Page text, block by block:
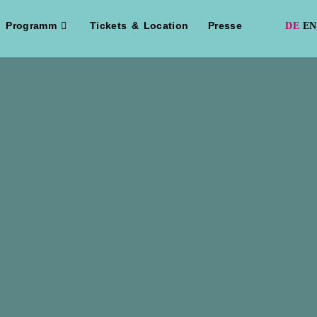
Programm Tickets & Location Presse